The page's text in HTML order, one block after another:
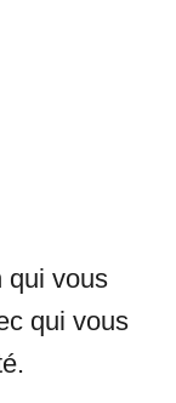
qui vous
qui vous